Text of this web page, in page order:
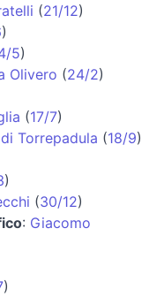
(21/12)
)
5)
Olivero (24/2)
(17/7)
Torrepadula (18/9)
)
(30/12)
: Giacomo
)